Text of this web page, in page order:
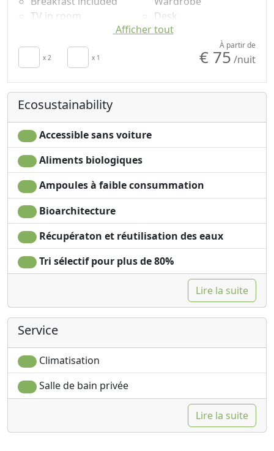
TV in room
Autonomous heating
Sèche-cheveux
Draps
Desk
Shower
Shampooing sans
plastique, pas de
Afficher tout
x 2 x 1
À partir de
€ 75 /nuit
Ecosustainability
Accessible sans voiture
Aliments biologiques
Ampoules à faible consummation
Bioarchitecture
Récupératon et réutilisation des eaux
Tri sélectif pour plus de 80%
Lire la suite
Service
Climatisation
Salle de bain privée
Lire la suite